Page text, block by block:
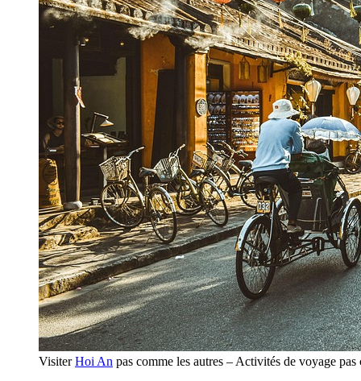
VisiterHoi An pas comme les autres – Activités de voyage